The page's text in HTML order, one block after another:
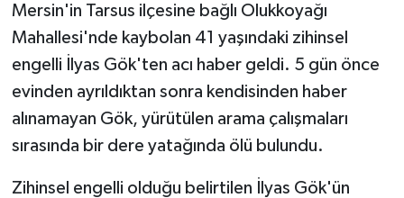
Mersin'in Tarsus ilçesine bağlı Olukkoyağı
Mahallesi'nde kaybolan 41 yaşındaki zihinsel
engelli İlyas Gök'ten acı haber geldi. 5 gün önce
evinden ayrıldıktan sonra kendisinden haber
alınamayan Gök, yürütülen arama çalışmaları
sırasında bir dere yatağında ölü bulundu.
Zihinsel engelli olduğu belirtilen İlyas Gök'ün
Yaşam